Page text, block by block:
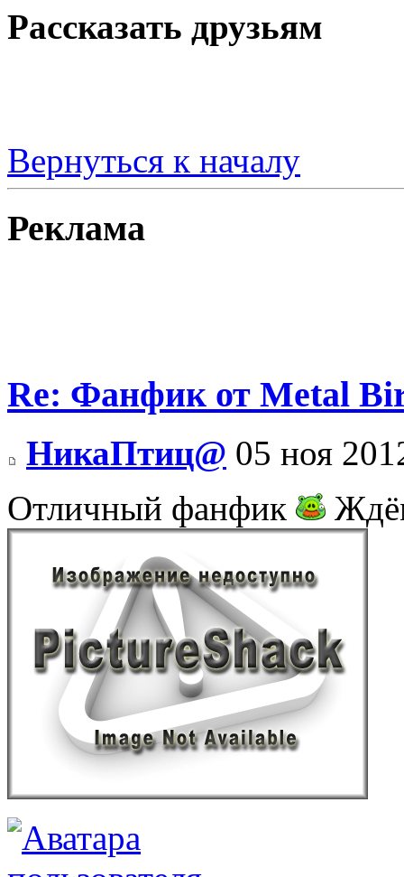
Рассказать друзьям
Вернуться к началу
Реклама
Re: Фанфик от Metal
НикаПтиц@ 05 ноя
Отличный фанфик